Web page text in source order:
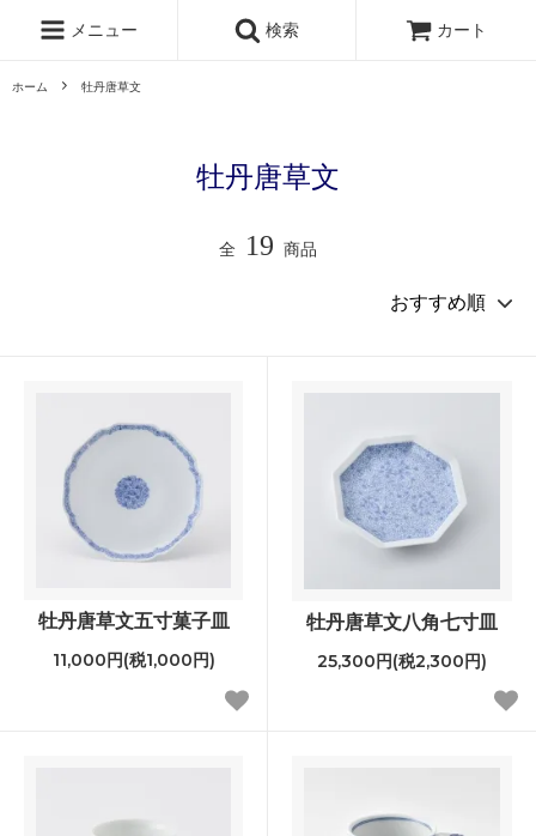
メニュー 検索 カート
ホーム 牡丹唐草文
牡丹唐草文
全 19 商品
牡丹唐草文五寸菓子皿
11,000円(税1,000円)
牡丹唐草文八角七寸皿
25,300円(税2,300円)